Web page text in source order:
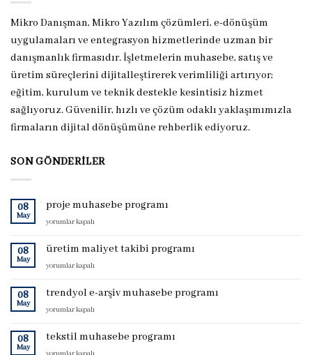
Mikro Danışman, Mikro Yazılım çözümleri, e-dönüşüm
uygulamaları ve entegrasyon hizmetlerinde uzman bir
danışmanlık firmasıdır. İşletmelerin muhasebe, satış ve
üretim süreçlerini dijitalleştirerek verimliliği artırıyor;
eğitim, kurulum ve teknik destekle kesintisiz hizmet
sağlıyoruz. Güvenilir, hızlı ve çözüm odaklı yaklaşımımızla
firmaların dijital dönüşümüne rehberlik ediyoruz.
SON GÖNDERILER
08
May
proje muhasebe programı
proje
programı
yorumlar kapalı
08
May
üretim maliyet takibi programı
üretim
takibi
programı
için
yorumlar kapalı
08
May
trendyol e-arşiv muhasebe programı
trendyol
arşiv
yorumlar kapalı
08
May
tekstil muhasebe programı